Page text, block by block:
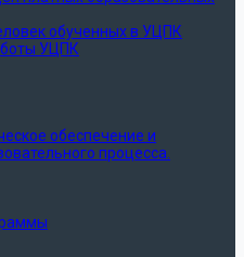
обученных в УЦПК
УЦПК
обеспечение и
процесса.